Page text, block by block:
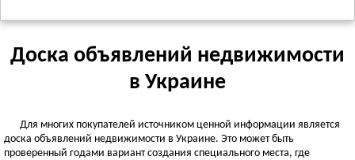
ЧЕРНИГОВСКАЯ ОБЛАСТЬ
Бахмач
Смотреть всё
Доска объявлений недвижимости
в Украине
Для многих покупателей источником ценной информации является
доска объявлений недвижимости в Украине. Это может быть
проверенный годами вариант создания специального места, где